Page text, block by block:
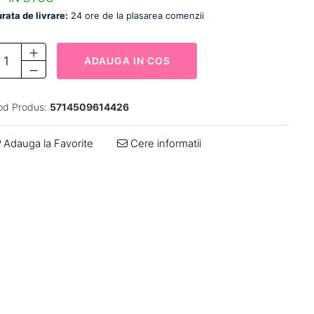
de livrare: 24 ore de la plasarea comenzii
ADAUGA IN COS
Produs: 5714509614426
Adauga la Favorite Cere informatii